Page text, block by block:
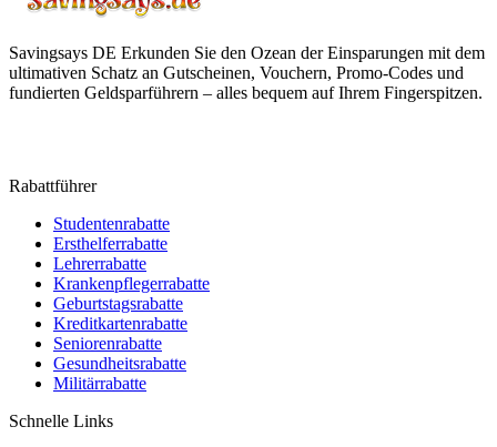
Savingsays DE Erkunden Sie den Ozean der Einsparungen mit dem
ultimativen Schatz an Gutscheinen, Vouchern, Promo-Codes und
fundierten Geldsparführern – alles bequem auf Ihrem Fingerspitzen.
Rabattführer
Studentenrabatte
Ersthelferrabatte
Lehrerrabatte
Krankenpflegerrabatte
Geburtstagsrabatte
Kreditkartenrabatte
Seniorenrabatte
Gesundheitsrabatte
Militärrabatte
Schnelle Links